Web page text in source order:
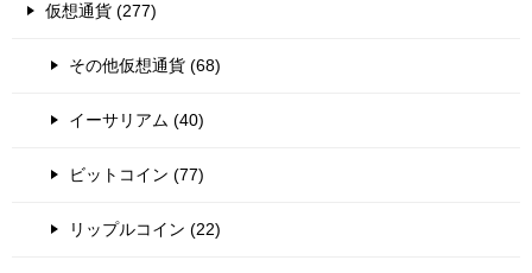
仮想通貨 (277)
その他仮想通貨 (68)
イーサリアム (40)
ビットコイン (77)
リップルコイン (22)